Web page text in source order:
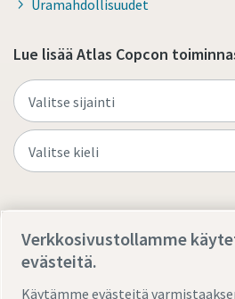
Uramahdollisuudet
Lue lisää Atlas Copcon
Verkkosivustollamme
evästeitä.
Käytämme evästeitä